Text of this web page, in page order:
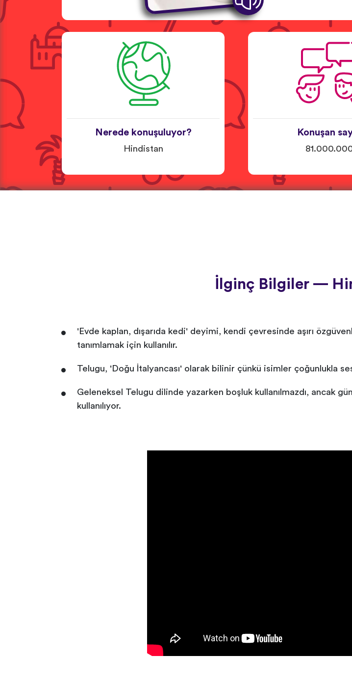
Nerede konuşuluyor?
Hindistan
Konuşan
İlginç Bilgiler —
'Evde kaplan, dışarıda kedi' deyimi, kendi çevresinde aşırı
tanımlamak için kullanılır.
Telugu, 'Doğu İtalyancası' olarak bilinir çünkü isimler çoğunlukla
Geleneksel Telugu dilinde yazarken boşluk kullanılmazdı, ancak
kullanılıyor.